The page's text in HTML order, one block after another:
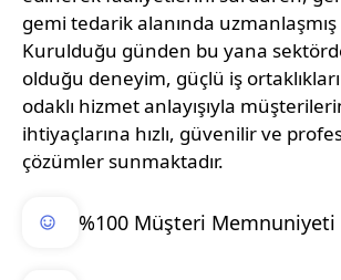
gemi tedarik alanında
Kurulduğu günden bu yana
olduğu deneyim, güçlü iş
odaklı hizmet anlayışıyla
ihtiyaçlarına hızlı, güvenilir ve
çözümler sunmaktadır.
%100 Müşteri Memnuniyeti